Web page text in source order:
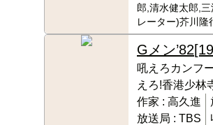
郎,清水健太郎,
レーター)芥川隆
Gメン’82
吼えろカンフ
えろ!香港少林
作家 : 高久進
放送局 : TBS